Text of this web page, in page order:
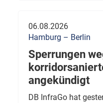
06.08.2026
Hamburg – Berlin
Sperrungen
angekündigt
DB InfraGo hat